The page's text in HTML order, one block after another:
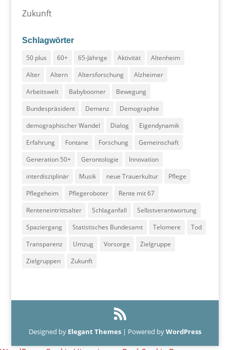
Zukunft
Schlagwörter
50 plus
60+ 65-Jährige Aktivität
Altenheim
Alter
Altern Altersforschung
Alzheimer
Arbeitswelt
Babyboomer
Bewegung
Bundespräsident
Demenz
Demographie
demographischer Wandel
Dialog
Eigendynamik
Erfahrung
Fontane Forschung
Gemeinschaft
Generation 50+
Gerontologie
Innovation
interdisziplinär
Musik neue Trauerkultur
Pflege
Pflegeheim
Pflegeroboter
Rente mit 67
Renteneintrittsalter
Schlaganfall
Selbstverantwortung
Spaziergang
Statistisches Bundesamt Telomere
Tod
Transparenz
Umzug Vorsorge
Zielgruppe
Zielgruppen
Zukunft
Designed by Elegant Themes| Powered byWordPress